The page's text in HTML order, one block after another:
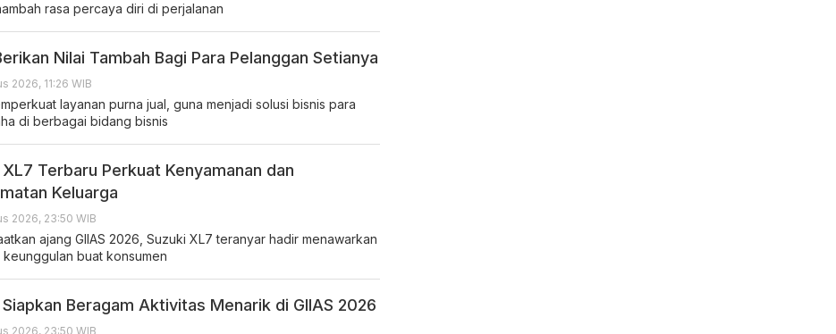
rasa percaya diri di perjalanan
Nilai Tambah Bagi Para Pelanggan Setianya
2026, 11:26 WIB
layanan purna jual, guna menjadi solusi bisnis para
di berbagai bidang bisnis
Terbaru Perkuat Kenyamanan dan
Keluarga
2026, 23:50 WIB
ajang GIIAS 2026, Suzuki XL7 teranyar hadir menawarkan
keunggulan buat konsumen
Beragam Aktivitas Menarik di GIIAS 2026
2026, 23:50 WIB